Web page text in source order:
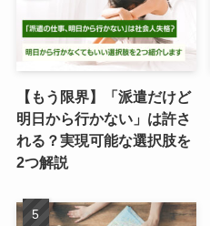
【もう限界】「派遣だけど
明日から行かない」は許さ
れる？実現可能な選択肢を
2つ解説